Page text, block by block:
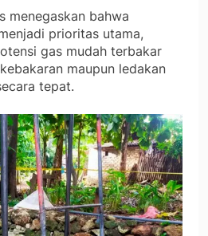
menegaskan bahwa
prioritas utama,
gas mudah terbakar
maupun ledakan
tepat.